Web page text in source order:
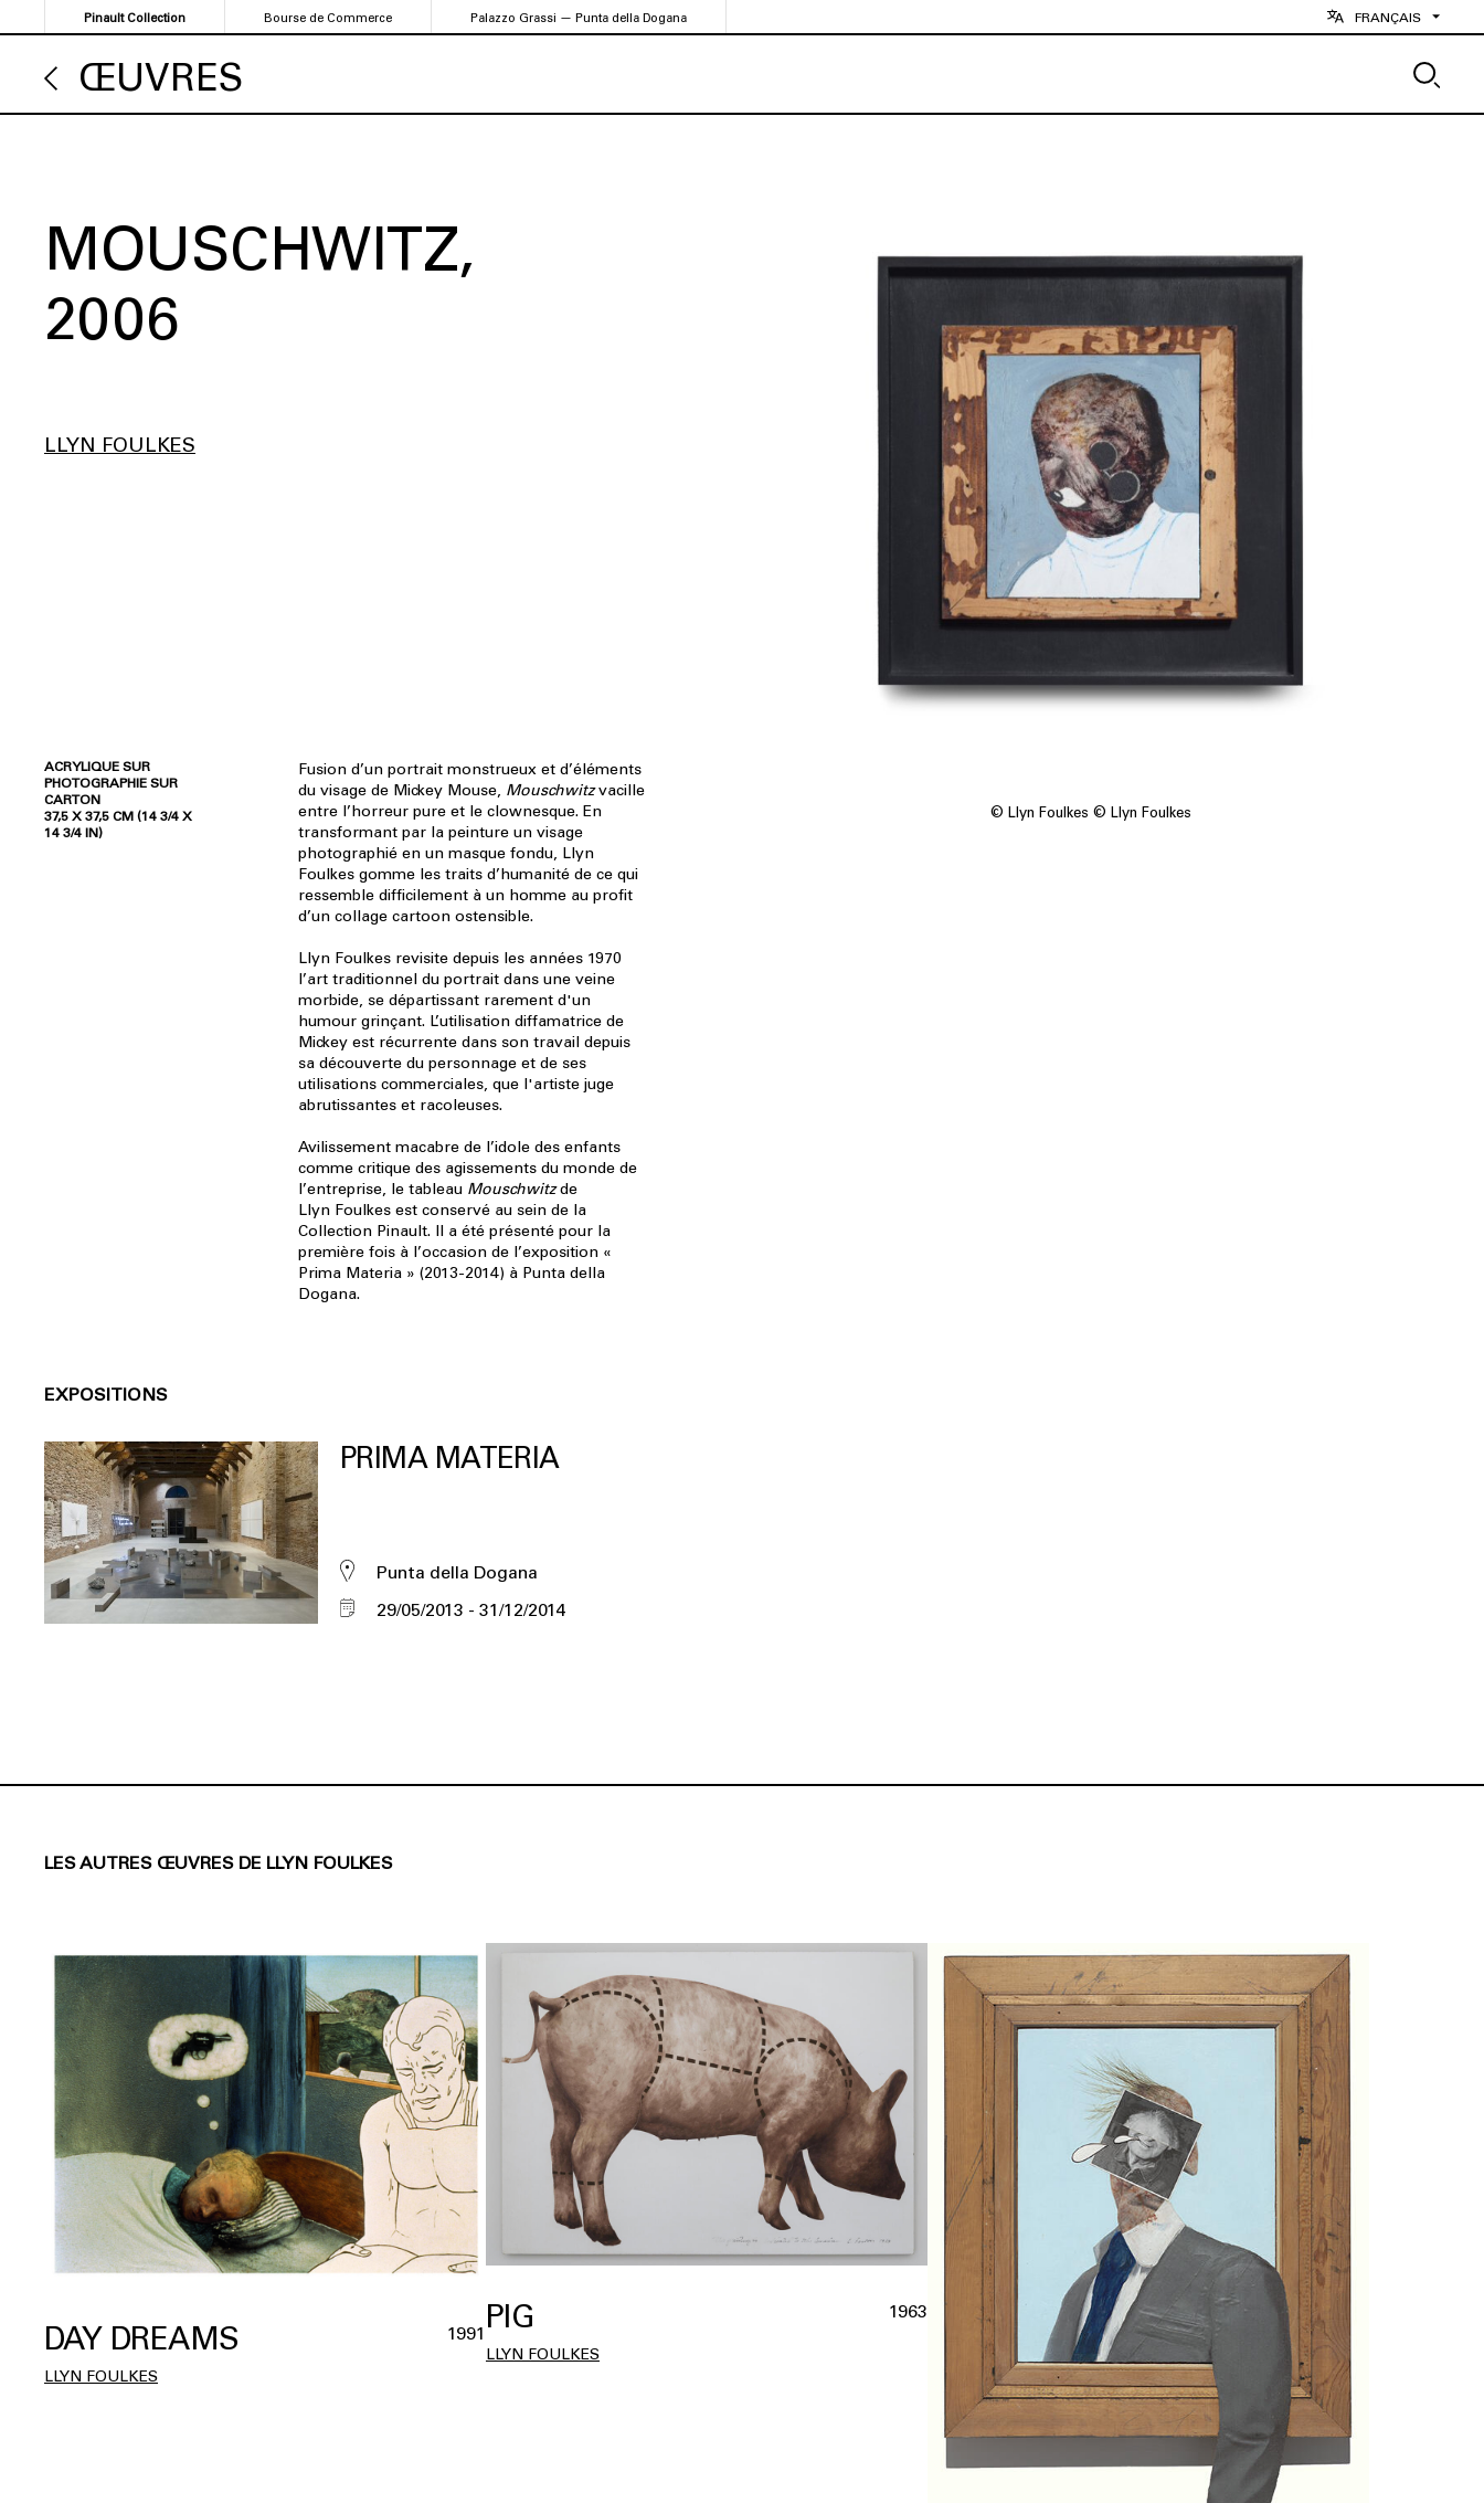
au
contenu
principal
Pinault Collection Bourse de Commerce Palazzo Grassi — Punta della Dogana FRANÇAIS
ŒUVRES
MOUSCHWITZ
2006
LLYN FOULKES
ACRYLIQUE SUR
PHOTOGRAPHIE SUR
CARTON
37,5 X 37,5 CM (14 3/4 X
14 3/4 IN)
Fusion d’un portrait monstrueux et d’éléments
du visage de Mickey Mouse, Mouschwitzvacille
entre l’horreur pure et le clownesque. En
transformant par la peinture un visage
photographié en un masque fondu, Llyn
Foulkes gomme les traits d’humanité de ce qui
ressemble difficilement à un homme au profit
d’un collage cartoon ostensible.
Llyn Foulkes revisite depuis les années 1970
l’art traditionnel du portrait dans une veine
morbide, se départissant rarement d'un
humour grinçant. L’utilisation diffamatrice de
Mickey est récurrente dans son travail depuis
sa découverte du personnage et de ses
utilisations commerciales, que l'artiste juge
abrutissantes et racoleuses.
Avilissement macabre de l’idole des enfants
comme critique des agissements du monde de
l’entreprise, le tableau Mouschwitzde
Llyn Foulkes est conservé au sein de la
Collection Pinault. Il a été présenté pour la
première fois à l’occasion de l’exposition «
Prima Materia » (2013-2014) à Punta della
Dogana.
EXPOSITIONS
PRIMA MATERIA
Punta della Dogana
29/05/2013
31/12/2014
© Llyn Foulkes © Llyn Foulkes
LES AUTRES ŒUVRES DE LLYN FOULKES
DAY DREAMS 1991
LLYN FOULKES
PIG 1963
LLYN FOULKES